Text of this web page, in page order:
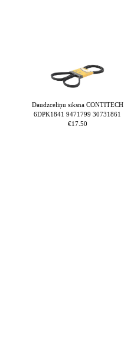
Daudzceliņu siksna CONTITECH
6DPK1841 9471799 30731861
€17.50